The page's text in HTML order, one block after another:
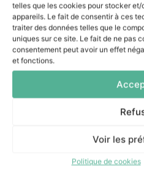
telles que les cookies pour stocker
appareils. Le fait de consentir à ces
traiter des données telles que le
uniques sur ce site. Le fait de ne pas
consentement peut avoir un effet
et fonctions.
Voir les
Politique de cookies
avec
5 novembre